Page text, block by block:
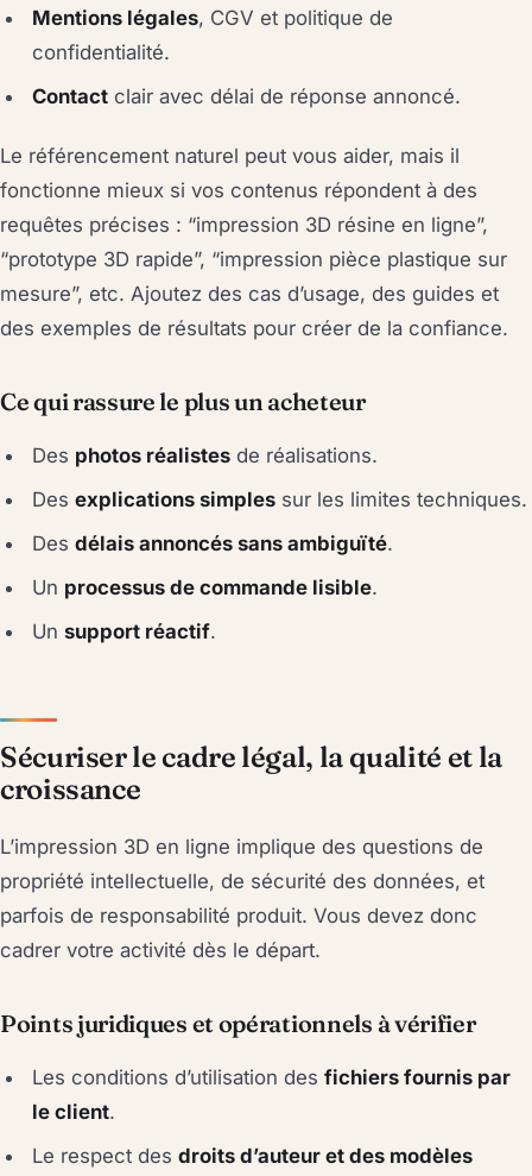
Mentions légales, CGV et politique de
confidentialité.
Contact clair avec délai de réponse annoncé.
Le référencement naturel peut vous aider, mais il
fonctionne mieux si vos contenus répondent à des
requêtes précises : “impression 3D résine en ligne”,
“prototype 3D rapide”, “impression pièce plastique sur
mesure”, etc. Ajoutez des cas d’usage, des guides et
des exemples de résultats pour créer de la confiance.
Ce qui rassure le plus un acheteur
Des photos réalistes de réalisations.
Desexplications simples sur les limites techniques.
Desdélais annoncés sans ambiguïté.
Un processus de commande lisible.
Unsupport réactif.
Sécuriser le cadre légal, la qualité et la
croissance
L’impression 3D en ligne implique des questions de
propriété intellectuelle, de sécurité des données, et
parfois de responsabilité produit. Vous devez donc
cadrer votre activité dès le départ.
Points juridiques et opérationnels à vérifier
Les conditions d’utilisation desfichiers fournis par
le client.
Le respect desdroits d’auteur et des modèles